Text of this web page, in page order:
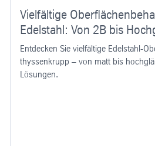
Vielfältige
Edelstahl: Von 2B bis
Entdecken Sie vielfältige Edelstahl-
thyssenkrupp – von matt bis
Lösungen.